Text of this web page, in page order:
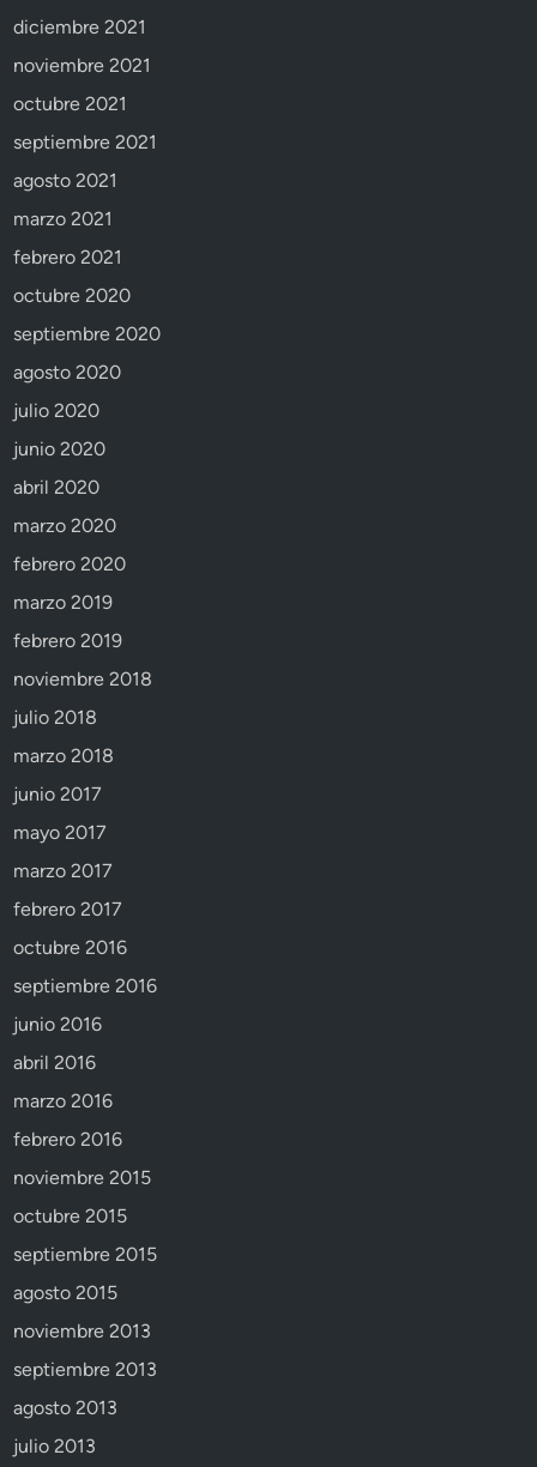
diciembre 2021
noviembre 2021
octubre 2021
septiembre 2021
agosto 2021
marzo 2021
febrero 2021
octubre 2020
septiembre 2020
agosto 2020
julio 2020
junio 2020
abril 2020
marzo 2020
febrero 2020
marzo 2019
febrero 2019
noviembre 2018
julio 2018
marzo 2018
junio 2017
mayo 2017
marzo 2017
febrero 2017
octubre 2016
septiembre 2016
junio 2016
abril 2016
marzo 2016
febrero 2016
noviembre 2015
octubre 2015
septiembre 2015
agosto 2015
noviembre 2013
septiembre 2013
agosto 2013
julio 2013